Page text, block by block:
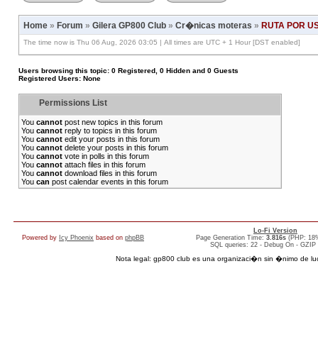
Home » Forum » Gilera GP800 Club » Cr�nicas moteras » RUTA POR
The time now is Thu 06 Aug, 2026 03:05 | All times are UTC + 1 Hour [DST enabled]
Users browsing this topic: 0 Registered, 0 Hidden and 0 Guests
Registered Users: None
Permissions List
You cannot post new topics in this forum
You cannot reply to topics in this forum
You cannot edit your posts in this forum
You cannot delete your posts in this forum
You cannot vote in polls in this forum
You cannot attach files in this forum
You cannot download files in this forum
You can post calendar events in this forum
Powered by Icy Phoenix based on phpBB
Lo-Fi Version
Page Generation Time: 3.816s (PHP:
SQL queries: 22 - Debug On - GZIP
Nota legal: gp800 club es una organizaci�n sin �nimo de